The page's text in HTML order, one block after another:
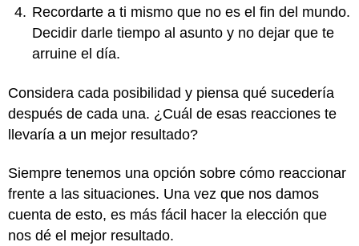
Recordarte a ti mismo que no es el fin del mundo.
Decidir darle tiempo al asunto y no dejar que te
arruine el día.
Considera cada posibilidad y piensa qué sucedería
después de cada una. ¿Cuál de esas reacciones te
llevaría a un mejor resultado?
Siempre tenemos una opción sobre cómo reaccionar
frente a las situaciones. Una vez que nos damos
cuenta de esto, es más fácil hacer la elección que
nos dé el mejor resultado.